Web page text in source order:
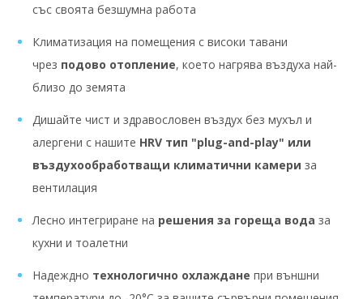
със своята безшумна работа
Климатизация на помещения с високи тавани
чрез подово отопление, което нагрява въздуха най-
близо до земята
Дишайте чист и здравословен въздух без мухъл и
алергени с нашите HRV тип "plug-and-play" или
въздухообработващи климатични камери за
вентилация
Лесно интегриране на решения за гореща вода за
кухни и тоалетни
Надеждно технологично охлаждане при външни